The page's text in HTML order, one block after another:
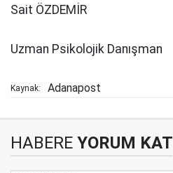
Sait ÖZDEMİR
Uzman Psikolojik Danışman
Kaynak: Adanapost
HABERE YORUM KAT